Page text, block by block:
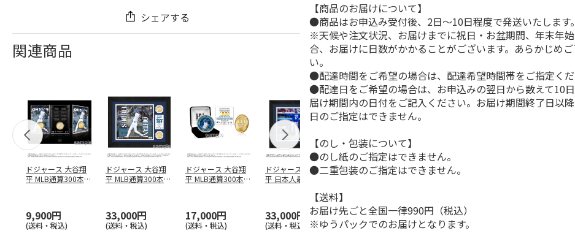
シェアする
関連商品
ドジャース 大谷翔
平 MLB通算300本塁
9,900円
(送料・税込)
ドジャース 大谷翔
平 MLB通算300本塁
33,000円
(送料・税込)
ドジャース 大谷翔
平 MLB通算300本塁
17,000円
(送料・税込)
ドジャース 大谷翔
平 日本人最多53試
33,000円
(送料・税込)
MLB ドジャース 大
谷翔平 2026 NL 3・
33,000円
(送料・税込)
ドジャース 大谷翔
9,900円
(送料・税込)
【商品のお届けについて】
●商品はお申込み受付後、2日～10日程度で発送いたします。
※天候や注文状況、お届けまでに祝日・お盆期間、年末年
合、お届けに日数がかかることがございます。あらかじめ
い。
●配達時間をご希望の場合は、配達希望時間帯をご指定くだ
●配達日をご希望の場合は、お申込みの翌日から数えて10
届け期間内の日付をご記入ください。お届け期間終了日以
日のご指定はできません。
【のし・包装について】
●のし紙のご指定はできません。
●二重包装のご指定はできません。
【送料】
お届け先ごと全国一律990円（税込）
※ゆうパックでのお届けとなります。